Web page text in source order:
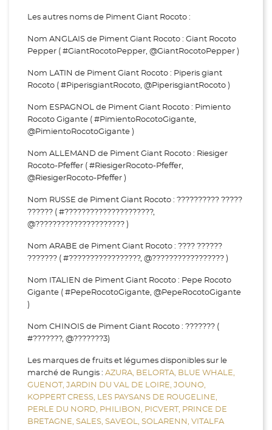
Les autres noms de Piment Giant Rocoto :
Nom ANGLAIS de Piment Giant Rocoto : Giant Rocoto
Pepper ( #GiantRocotoPepper, @GiantRocotoPepper )
Nom LATIN de Piment Giant Rocoto : Piperis giant
Rocoto ( #PiperisgiantRocoto, @PiperisgiantRocoto )
Nom ESPAGNOL de Piment Giant Rocoto : Pimiento
Rocoto Gigante ( #PimientoRocotoGigante,
@PimientoRocotoGigante )
Nom ALLEMAND de Piment Giant Rocoto : Riesiger
Rocoto-Pfeffer ( #RiesigerRocoto-Pfeffer,
@RiesigerRocoto-Pfeffer )
Nom RUSSE de Piment Giant Rocoto : ?????????? ?????
?????? ( #?????????????????????,
@????????????????????? )
Nom ARABE de Piment Giant Rocoto : ???? ??????
??????? ( #?????????????????, @????????????????? )
Nom ITALIEN de Piment Giant Rocoto : Pepe Rocoto
Gigante ( #PepeRocotoGigante, @PepeRocotoGigante
)
Nom CHINOIS de Piment Giant Rocoto : ??????? (
#???????, @???????3)
Les marques de fruits et légumes disponibles sur le
marché de Rungis : AZURA, BELORTA, BLUE WHALE,
GUENOT, JARDIN DU VAL DE LOIRE, JOUNO,
KOPPERT CRESS, LES PAYSANS DE ROUGELINE,
PERLE DU NORD, PHILIBON, PICVERT, PRINCE DE
BRETAGNE, SALES, SAVEOL, SOLARENN, VITALFA